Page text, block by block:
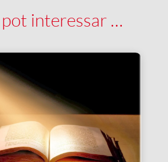
interessar …